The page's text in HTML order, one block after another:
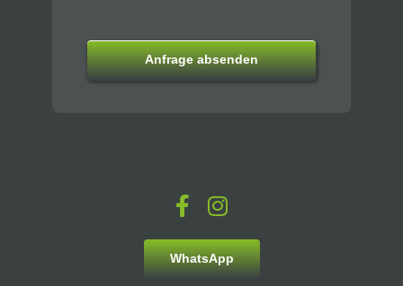
Anfrage absenden
WhatsApp